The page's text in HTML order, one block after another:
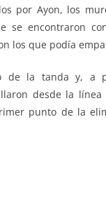
por Ayon, los
se encontraron
los que podía
de la tanda y, a
desde la
punto de la